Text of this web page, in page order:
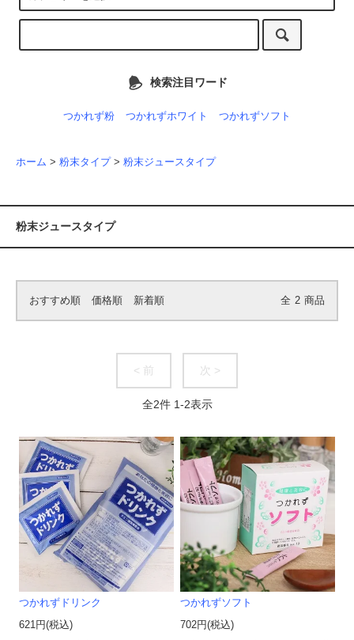
検索注目ワード
つかれず粉 つかれずホワイト つかれずソフト
ホーム > 粉末タイプ > 粉末ジュースタイプ
粉末ジュースタイプ
おすすめ順 価格順 新着順 全 2 商品
< 前 次 >
全2件 1-2表示
つかれずドリンク
621円(税込)
つかれずソフト
702円(税込)